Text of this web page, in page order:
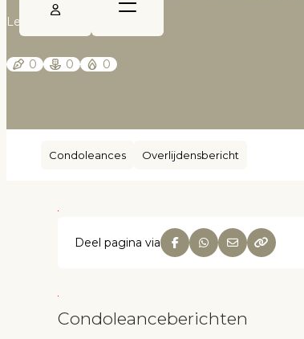
Leeuwarder Courant
0 0 0
Condoleances Overlijdensbericht
Deel pagina via
Condoleanceberichten